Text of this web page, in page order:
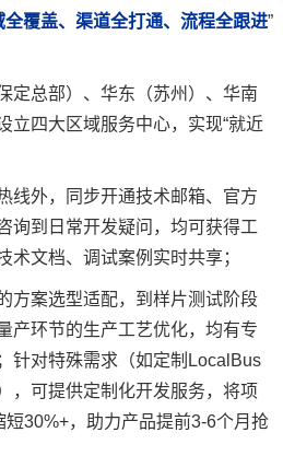
全覆盖、渠道全打通、流程全跟进”
定总部）、华东（苏州）、华南
立四大区域服务中心，实现“就近
线外，同步开通技术邮箱、官方
询到日常开发疑问，均可获得工
术文档、调试案例实时共享；
方案选型适配，到样片测试阶段
产环节的生产工艺优化，均有专
针对特殊需求（如定制LocalBus
，可提供定制化开发服务，将项
短30%+，助力产品提前3-6个月抢